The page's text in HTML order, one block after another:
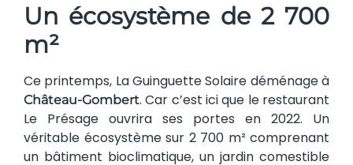
Un écosystème de 2 700
m²
Ce printemps, La Guinguette Solaire déménage à
Château-Gombert. Car c’est ici que le restaurant
Le Présage ouvrira ses portes en 2022. Un
véritable écosystème sur 2 700 m² comprenant
un bâtiment bioclimatique, un jardin comestible